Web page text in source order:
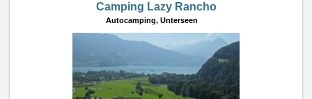
Camping Lazy Rancho
Autocamping, Unterseen